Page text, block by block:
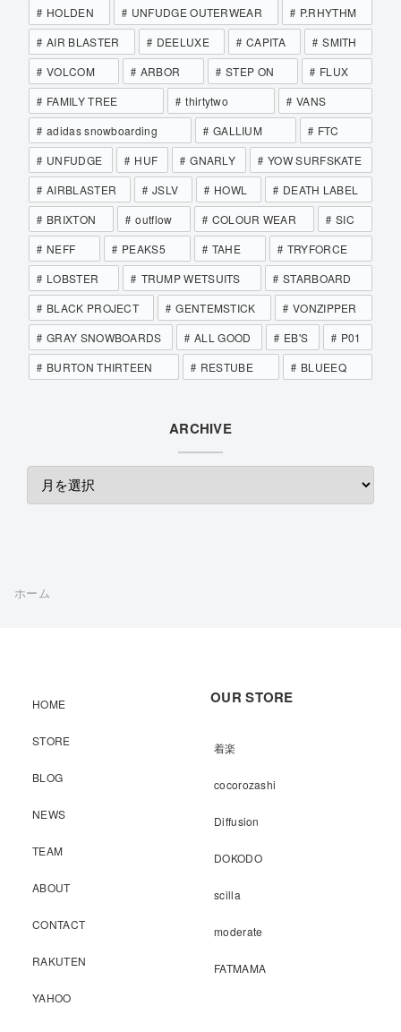
HOLDEN
UNFUDGE OUTERWEAR
P.RHYTHM
AIR BLASTER
DEELUXE CAPITA
SMITH
VOLCOM
ARBOR STEP ON
FLUX
FAMILY TREE
thirtytwo
VANS
adidas snowboarding
GALLIUM
FTC
UNFUDGE
HUF GNARLY
YOW SURFSKATE
AIRBLASTER
JSLV HOWL
DEATH LABEL
BRIXTON
outflow COLOUR WEAR
SIC
NEFF
PEAKS5 TAHE
TRYFORCE
LOBSTER
TRUMP WETSUITS
STARBOARD
BLACK PROJECT
GENTEMSTICK
VONZIPPER
GRAY SNOWBOARDS
ALL GOOD EB'S
P01
BURTON THIRTEEN
RESTUBE BLUEEQ
ARCHIVE
ホーム
HOME
STORE
BLOG
NEWS
TEAM
ABOUT
CONTACT
RAKUTEN
YAHOO
OUR STORE
着楽
cocorozashi
Diffusion
DOKODO
scilla
moderate
FATMAMA